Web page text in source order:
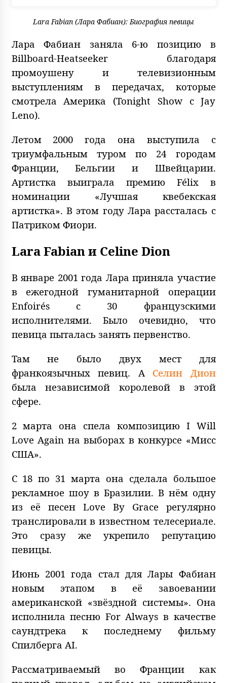
Lara Fabian (Лара Фабиан): Биография певицы
Лара Фабиан заняла 6-ю позицию в
Billboard-Heatseeker благодаря
промоушену и телевизионным
выступлениям в передачах, которые
смотрела Америка (Tonight Show с Jay
Leno).
Летом 2000 года она выступила с
триумфальным туром по 24 городам
Франции, Бельгии и Швейцарии.
Артистка выиграла премию Félix в
номинации «Лучшая квебекская
артистка». В этом году Лара рассталась с
Патриком Фиори.
Lara Fabian и Celine Dion
В январе 2001 года Лара приняла участие
в ежегодной гуманитарной операции
Enfoirés с 30 французскими
исполнителями. Было очевидно, что
певица пыталась занять первенство.
Там не было двух мест для
франкоязычных певиц. А Селин Дион
была независимой королевой в этой
сфере.
2 марта она спела композицию I Will
Love Again на выборах в конкурсе «Мисс
США».
С 18 по 31 марта она сделала большое
рекламное шоу в Бразилии. В нём одну
из её песен Love By Grace регулярно
транслировали в известном телесериале.
Это сразу же укрепило репутацию
певицы.
Июнь 2001 года стал для Лары Фабиан
новым этапом в её завоевании
американской «звёздной системы». Она
исполнила песню For Always в качестве
саундтрека к последнему фильму
Спилберга AI.
Рассматриваемый во Франции как